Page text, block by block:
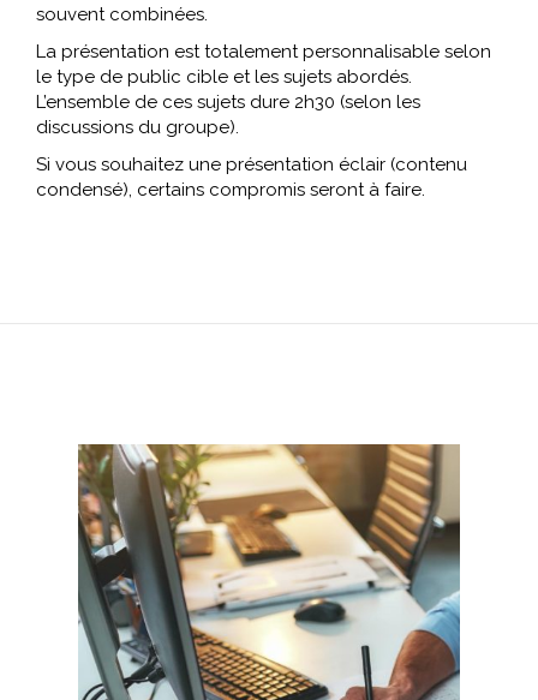
souvent combinées.
La présentation est totalement personnalisable selon
le type de public cible et les sujets abordés.
L’ensemble de ces sujets dure 2h30 (selon les
discussions du groupe).
Si vous souhaitez une présentation éclair (contenu
condensé), certains compromis seront à faire.